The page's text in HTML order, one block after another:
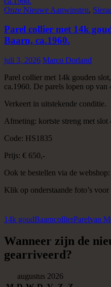
Onze Nieuwe Aanwinsten,
Parel collier met 14k
Baarn, ca.1960.
juli 3, 2026 Marco Dorland
Parel collier met 14k gouden
ca.1960. De parels lopen op van
Verkeert in uitstekende conditie.
Afmeting: kortste streng met slot
Code: HS1835
Prijs: € 650,-
Ook te bestellen via de webshop:
Klik op onderstaande foto’s
14k goudBaarncollierParelvan
Wanneer zijn de
gearriveerd?
augustus 2026